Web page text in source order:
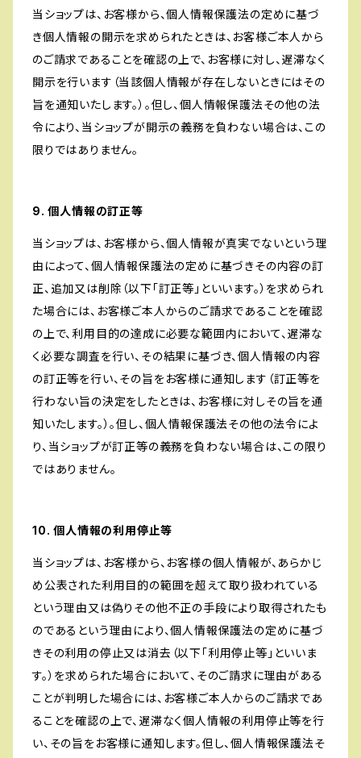
当ショップは、お客様から、個人情報保護法の定めに基づ
き個人情報の開示を求められたときは、お客様ご本人から
のご請求であることを確認の上で、お客様に対し、遅滞なく
開示を行います（当該個人情報が存在しないときにはその
旨を通知いたします。）。但し、個人情報保護法その他の法
令により、当ショップが開示の義務を負わない場合は、この
限りではありません。
9. 個人情報の訂正等
当ショップは、お客様から、個人情報が真実でないという理
由によって、個人情報保護法の定めに基づきその内容の訂
正、追加又は削除（以下「訂正等」といいます。）を求められ
た場合には、お客様ご本人からのご請求であることを確認
の上で、利用目的の達成に必要な範囲内において、遅滞な
く必要な調査を行い、その結果に基づき、個人情報の内容
の訂正等を行い、その旨をお客様に通知します（訂正等を
行わない旨の決定をしたときは、お客様に対しその旨を通
知いたします。）。但し、個人情報保護法その他の法令によ
り、当ショップが訂正等の義務を負わない場合は、この限り
ではありません。
10. 個人情報の利用停止等
当ショップは、お客様から、お客様の個人情報が、あらかじ
め公表された利用目的の範囲を超えて取り扱われている
という理由又は偽りその他不正の手段により取得されたも
のであるという理由により、個人情報保護法の定めに基づ
きその利用の停止又は消去（以下「利用停止等」といいま
す。）を求められた場合において、そのご請求に理由がある
ことが判明した場合には、お客様ご本人からのご請求であ
ることを確認の上で、遅滞なく個人情報の利用停止等を行
い、その旨をお客様に通知します。但し、個人情報保護法そ